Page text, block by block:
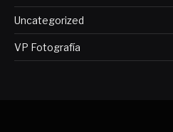
Uncategorized
VP Fotografía